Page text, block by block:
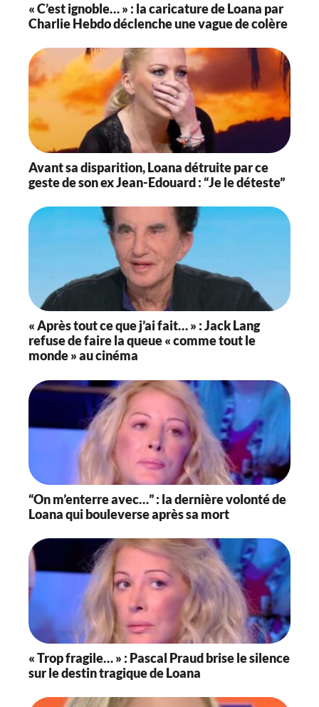
« C’est ignoble… » : la caricature de Loana par
Charlie Hebdo déclenche une vague de colère
Avant sa disparition, Loana détruite par ce
geste de son ex Jean-Edouard : “Je le déteste”
« Après tout ce que j’ai fait… » : Jack Lang
refuse de faire la queue « comme tout le
monde » au cinéma
“On m’enterre avec…” : la dernière volonté de
Loana qui bouleverse après sa mort
« Trop fragile… » : Pascal Praud brise le silence
sur le destin tragique de Loana